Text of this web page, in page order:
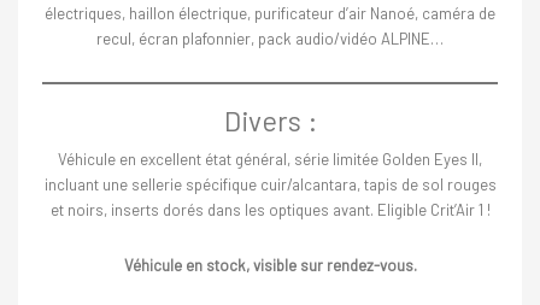
électriques, haillon électrique, purificateur d’air Nanoé, caméra de
recul, écran plafonnier, pack audio/vidéo ALPINE…
Divers :
Véhicule en excellent état général, série limitée Golden Eyes II,
incluant une sellerie spécifique cuir/alcantara, tapis de sol rouges
et noirs, inserts dorés dans les optiques avant. Eligible Crit’Air 1 !
Véhicule en stock, visible sur rendez-vous.